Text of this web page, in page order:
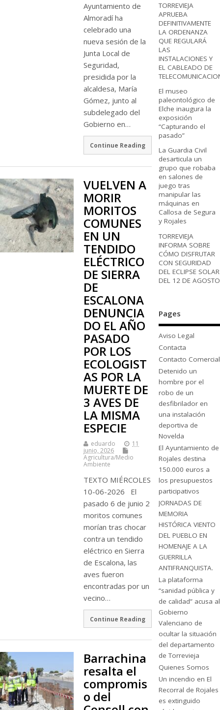
Ayuntamiento de
Almoradí ha
celebrado una
nueva sesión de la
Junta Local de
Seguridad,
presidida por la
alcaldesa, María
Gómez, junto al
subdelegado del
Gobierno en…
Continue Reading
VUELVEN A
MORIR
MORITOS
COMUNES
EN UN
TENDIDO
ELÉCTRICO
DE SIERRA
DE
ESCALONA
DENUNCIA
DO EL AÑO
PASADO
POR LOS
ECOLOGIST
AS POR LA
MUERTE DE
3 AVES DE
LA MISMA
ESPECIE
eduardo
11
junio, 2026
Agricultura/Medio
Ambiente
TEXTO MIÉRCOLES
10-06-2026 El
pasado 6 de junio 2
moritos comunes
morían tras chocar
contra un tendido
eléctrico en Sierra
de Escalona, las
aves fueron
encontradas por un
vecino…
Continue Reading
Barrachina
resalta el
compromis
o del
TORREVIEJA
APRUEBA
DEFINITIVAMENTE
LA ORDENANZA
QUE REGULARÁ
LAS
INSTALACIONES Y
EL CABLEADO DE
El museo
paleontológico de
Elche inaugura la
exposición
“Capturando el
pasado”
La Guardia Civil
desarticula un
grupo que robaba
en salones de
juego tras
manipular las
máquinas en
Callosa de Segura
y Rojales
TORREVIEJA
INFORMA SOBRE
CÓMO DISFRUTAR
CON SEGURIDAD
DEL ECLIPSE SOLAR
DEL 12 DE AGOSTO
Pages
Aviso Legal
Contacta
Contacto Comercial
Detenido un
hombre por el
robo de un
desfibrilador en
una instalación
deportiva de
Novelda
El Ayuntamiento de
Rojales destina
150.000 euros a
los presupuestos
participativos
JORNADAS DE
MEMORIA
HISTÓRICA VIENTO
DEL PUEBLO EN
HOMENAJE A LA
GUERRILLA
ANTIFRANQUISTA.
La plataforma
“sanidad pública y
de calidad” acusa al
Gobierno
Valenciano de
ocultar la situación
del departamento
de Torrevieja
Quienes Somos
Un incendio en El
Recorral de Rojales
es extinguido